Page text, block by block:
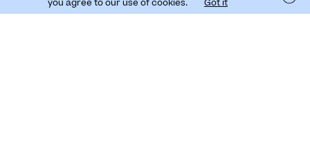
O use MBWay Solidário y busque «SPEA»